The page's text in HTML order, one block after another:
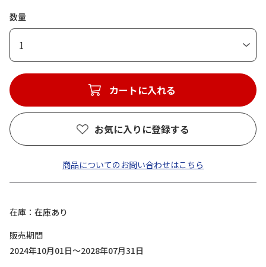
数量
1
カートに入れる
お気に入りに登録する
商品についてのお問い合わせはこちら
在庫
在庫あり
販売期間
2024年10月01日～2028年07月31日